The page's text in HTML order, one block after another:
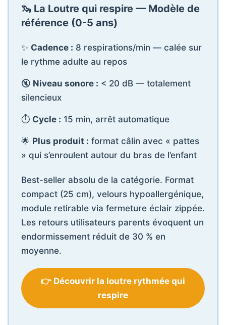
🦦 La Loutre qui respire — Modèle de
référence (0-5 ans)
✨ Cadence : 8 respirations/min — calée sur
le rythme adulte au repos
🔇 Niveau sonore : < 20 dB — totalement
silencieux
⏱️ Cycle : 15 min, arrêt automatique
🌟 Plus produit : format câlin avec « pattes
» qui s’enroulent autour du bras de l’enfant
Best-seller absolu de la catégorie. Format
compact (25 cm), velours hypoallergénique,
module retirable via fermeture éclair zippée.
Les retours utilisateurs parents évoquent un
endormissement réduit de 30 % en
moyenne.
👉 Découvrir la loutre rythmée qui
respire